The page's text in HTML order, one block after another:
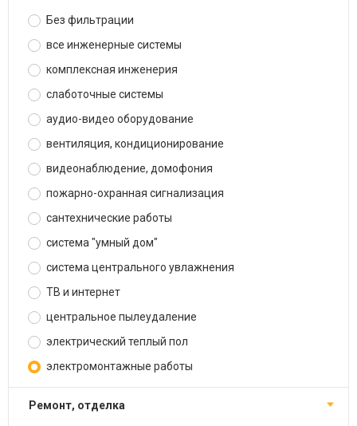
Без фильтрации
все инженерные системы
комплексная инженерия
слаботочные системы
аудио-видео оборудование
вентиляция, кондиционирование
видеонаблюдение, домофония
пожарно-охранная сигнализация
сантехнические работы
система "умный дом"
система центрального увлажнения
ТВ и интернет
центральное пылеудаление
электрический теплый пол
электромонтажные работы
ремонт, отделка